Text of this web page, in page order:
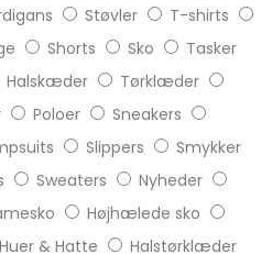
Støvler
T-shirts
Shorts Sko
Tasker
Halskæder
Tørklæder
Poloer
Sneakers
Slippers
Smykker
Sweaters
Nyheder
Højhælede sko
Huer & Hatte
Halstørklæder